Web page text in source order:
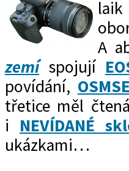
A
zemíspojují
povídání,
třetice měl
i NEVÍDANÉ
ukázkami…